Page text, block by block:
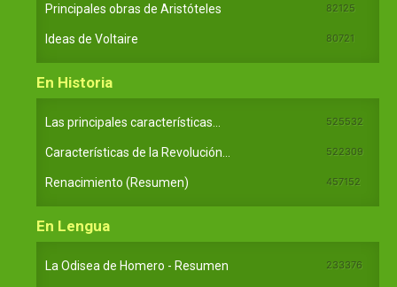
Principales obras de Aristóteles 82125
Ideas de Voltaire 80721
En Historia
Las principales características... 525532
Características de la Revolución... 522309
Renacimiento (Resumen) 457152
En Lengua
La Odisea de Homero - Resumen 233376